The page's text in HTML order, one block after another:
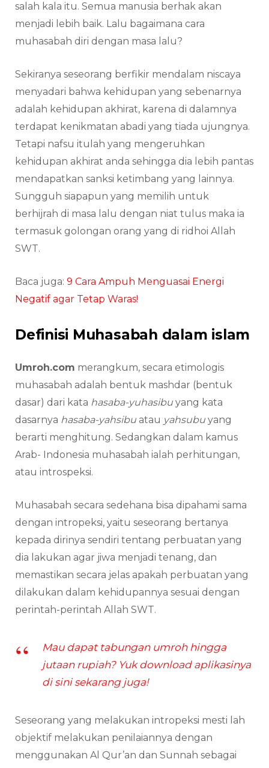
salah kala itu. Semua manusia berhak akan
menjadi lebih baik. Lalu bagaimana cara
muhasabah diri dengan masa lalu?
Sekiranya seseorang berfikir mendalam niscaya
menyadari bahwa kehidupan yang sebenarnya
adalah kehidupan akhirat, karena di dalamnya
terdapat kenikmatan abadi yang tiada ujungnya.
Tetapi nafsu itulah yang mengeruhkan
kehidupan akhirat anda sehingga dia lebih pantas
mendapatkan sanksi ketimbang yang lainnya.
Sungguh siapapun yang memilih untuk
berhijrah di masa lalu dengan niat tulus maka ia
termasuk golongan orang yang di ridhoi Allah
SWT.
Baca juga: 9 Cara Ampuh Menguasai Energi
Negatif agar Tetap Waras!
Definisi Muhasabah dalam islam
Umroh.com merangkum, secara etimologis
muhasabah adalah bentuk mashdar (bentuk
dasar) dari kata hasaba-yuhasibu yang kata
dasarnya hasaba-yahsibu atau yahsubu yang
berarti menghitung. Sedangkan dalam kamus
Arab- Indonesia muhasabah ialah perhitungan,
atau introspeksi.
Muhasabah secara sedehana bisa dipahami sama
dengan intropeksi, yaitu seseorang bertanya
kepada dirinya sendiri tentang perbuatan yang
dia lakukan agar jiwa menjadi tenang, dan
memastikan secara jelas apakah perbuatan yang
dilakukan dalam kehidupannya sesuai dengan
perintah-perintah Allah SWT.
Mau dapat tabungan umroh hingga
jutaan rupiah? Yuk download aplikasinya
di sini sekarang juga!
Seseorang yang melakukan intropeksi mesti lah
objektif melakukan penilaiannya dengan
menggunakan Al Qur’an dan Sunnah sebagai